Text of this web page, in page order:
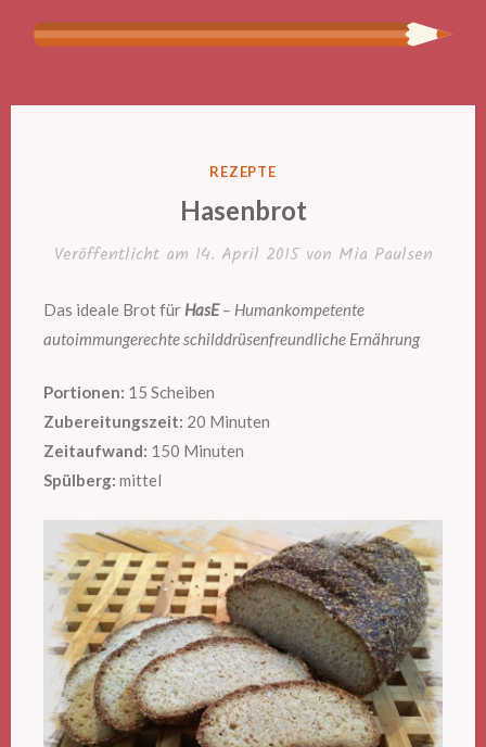
gequatscht!“
VERÖFFENTLICHT
REZEPTE
Hasenbrot
Veröffentlicht am 14. April 2015von Mia Paulsen
Das ideale Brot für HasE– Humankompetente
autoimmungerechte schilddrüsenfreundliche Ernährung
Portionen: 15 Scheiben
Zubereitungszeit: 20 Minuten
Zeitaufwand: 150 Minuten
Spülberg: mittel